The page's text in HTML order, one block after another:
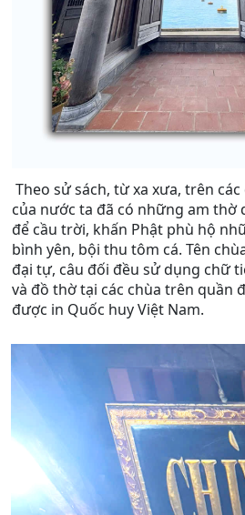
Theo sử sách, từ xa xưa, trên
của nước ta đã có những am thờ
để cầu trời, khấn Phật phù hộ
bình yên, bội thu tôm cá. Tên
đại tự, câu đối đều sử dụng chữ
và đồ thờ tại các chùa trên quần
được in Quốc huy Việt Nam.